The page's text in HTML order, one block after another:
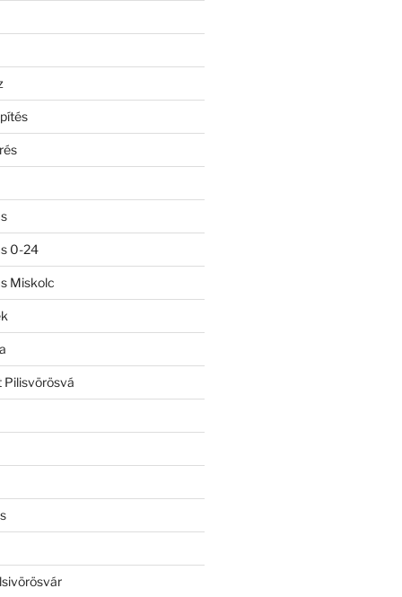
0-24
Miskolc
Pilisvörösvá